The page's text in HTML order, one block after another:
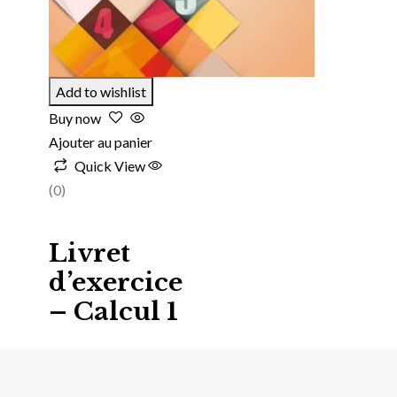
Add to wishlist
Buy now
Ajouter au panier
Quick View
(0)
Livret
d’exercice
– Calcul 1